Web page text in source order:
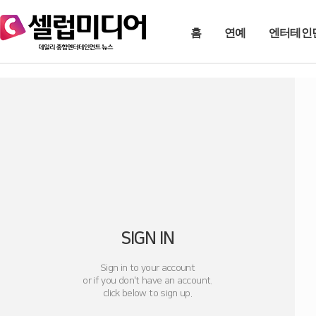
홈 연예 엔터테인
SIGN IN
Sign in to your account
or if you don't have an account.
click below to sign up.